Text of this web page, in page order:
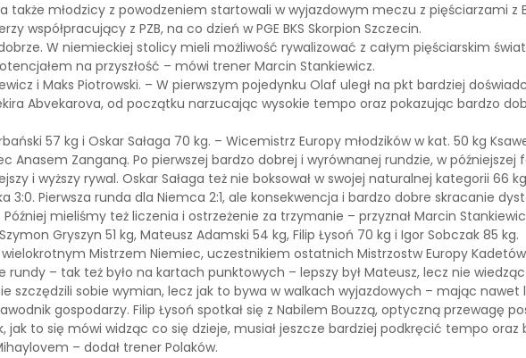
także młodzicy z powodzeniem startowali w wyjazdowym meczu z pięściarzami z
współpracujący z PZB, na co dzień w PGE BKS Skorpion Szczecin.
W niemieckiej stolicy mieli możliwość rywalizować z całym pięściarskim
na przyszłość – mówi trener Marcin Stankiewicz.
i Maks Piotrowski. – W pierwszym pojedynku Olaf uległ na pkt bardziej
Abvekarova, od początku narzucając wysokie tempo oraz pokazując bardzo
57 kg i Oskar Sałaga 70 kg. – Wicemistrz Europy młodzików w kat. 50 kg
Zanganą. Po pierwszej bardzo dobrej i wyrównanej rundzie, w późniejszej
i wyższy rywal. Oskar Sałaga też nie boksował w swojej naturalnej kategorii
3:0. Pierwsza runda dla Niemca 2:1, ale konsekwencja i bardzo dobre skracanie
mieliśmy też liczenia i ostrzeżenie za trzymanie – przyznał Marcin
Gryszyn 51 kg, Mateusz Adamski 54 kg, Filip Łysoń 70 kg i Igor Sobczak 85 kg.
wielokrotnym Mistrzem Niemiec, uczestnikiem ostatnich Mistrzostw Europy
rundy – tak też było na kartach punktowych – lepszy był Mateusz, lecz nie
szczędzili sobie wymian, lecz jak to bywa w walkach wyjazdowych – mając
gospodarzy. Filip Łysoń spotkał się z Nabilem Bouzzą, optyczną przewagę
jak to się mówi widząc co się dzieje, musiał jeszcze bardziej podkręcić tempo
– dodał trener Polaków.